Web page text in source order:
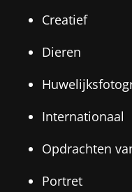
Creatief
Dieren
Internationaal
Opdrachten
Portret